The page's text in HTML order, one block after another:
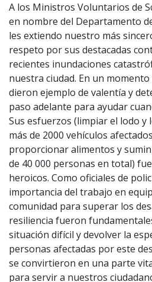
A los Ministros Voluntarios de
en nombre del Departamento
les extiendo nuestro más
respeto por sus destacadas
recientes inundaciones
nuestra ciudad. En un
dieron ejemplo de valentía y
paso adelante para ayudar
Sus esfuerzos (limpiar el lodo
más de 2000 vehículos
proporcionar alimentos y
de 40 000 personas en total)
heroicos. Como oficiales de
importancia del trabajo en
comunidad para superar los
resiliencia fueron
situación difícil y devolver la
personas afectadas por este
se convirtieron en una parte
para servir a nuestros